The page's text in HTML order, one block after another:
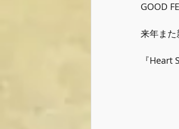
GOOD
来年ま
『Heart